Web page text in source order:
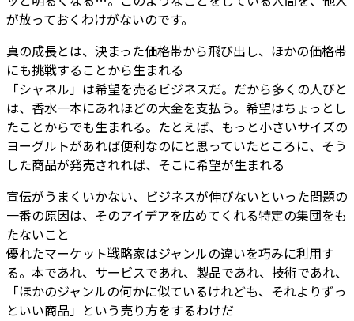
が放っておくわけがないのです。
真の成長とは、決まった価格帯から飛び出し、ほかの価格帯
にも挑戦することから生まれる
「シャネル」は希望を売るビジネスだ。だから多くの人びと
は、香水一本にあれほどの大金を支払う。希望はちょっとし
たことからでも生まれる。たとえば、もっと小さいサイズの
ヨーグルトがあれば便利なのにと思っていたところに、そう
した商品が発売されれば、そこに希望が生まれる
宣伝がうまくいかない、ビジネスが伸びないといった問題の
一番の原因は、そのアイデアを広めてくれる特定の集団をも
たないこと
優れたマーケット戦略家はジャンルの違いを巧みに利用す
る。本であれ、サービスであれ、製品であれ、技術であれ、
「ほかのジャンルの何かに似ているけれども、それよりずっ
といい商品」という売り方をするわけだ